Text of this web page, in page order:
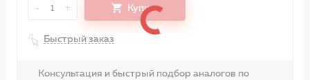
- 1 + Купить
Быстрый заказ
Консультация и быстрый подбор аналогов по